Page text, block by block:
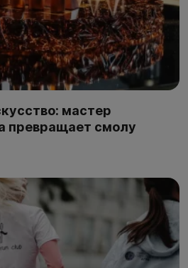
мастер
превращает смолу